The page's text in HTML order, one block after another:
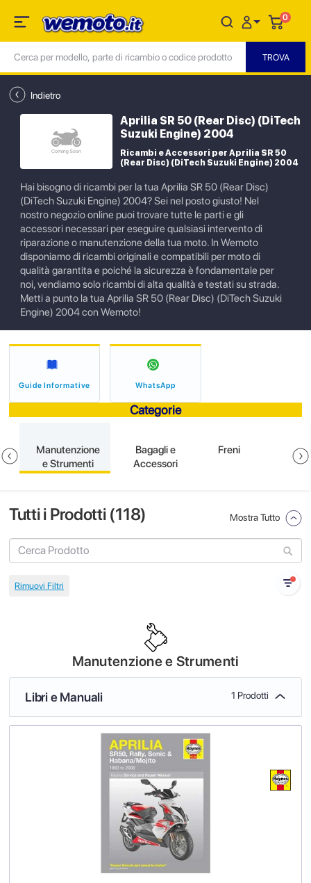
0
Indietro
Aprilia SR 50 (Rear Disc) (DiTech
Suzuki Engine) 2004
Ricambi e Accessori per Aprilia SR 50
(Rear Disc) (DiTech Suzuki Engine) 2004
Hai bisogno di ricambi per la tua Aprilia SR 50 (Rear Disc)
(DiTech Suzuki Engine) 2004? Sei nel posto giusto! Nel
nostro negozio online puoi trovare tutte le parti e gli
accessori necessari per eseguire qualsiasi intervento di
riparazione o manutenzione della tua moto. In Wemoto
disponiamo di ricambi originali e compatibili per moto di
qualità garantita e poiché la sicurezza è fondamentale per
noi, vendiamo solo ricambi di alta qualità e testati su strada.
Metti a punto la tua Aprilia SR 50 (Rear Disc) (DiTech Suzuki
Engine) 2004 con Wemoto!
Guide Informative WhatsApp
Categorie
Manutenzione
e Strumenti
Bagagli e
Accessori
Freni
Tutti i Prodotti (118) Mostra Tutto
Manutenzione e Strumenti
Libri e Manuali 1 Prodotti